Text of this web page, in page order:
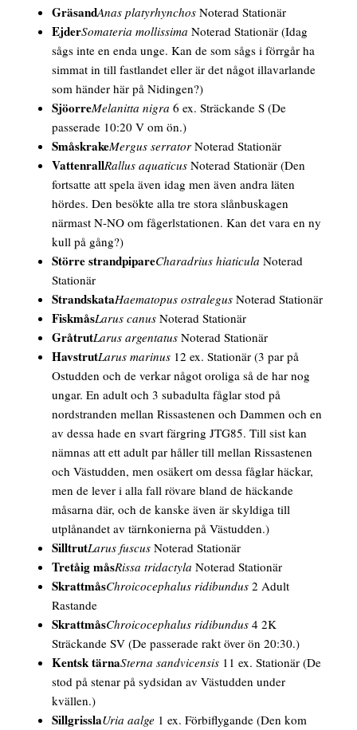
GräsandAnas platyrhynchos Noterad Stationär
EjderSomateria mollissima Noterad Stationär(Idag
sågs inte en enda unge. Kan de som sågs i förrgår ha
simmat in till fastlandet eller är det något illavarlande
som händer här på Nidingen?)
SjöorreMelanitta nigra 6 ex. Sträckande S(De
passerade 10:20 V om ön.)
SmåskrakeMergus serratorNoterad Stationär
VattenrallRallus aquaticus Noterad Stationär(Den
fortsatte att spela även idag men även andra läten
hördes. Den besökte alla tre stora slånbuskagen
närmast N-NO om fågerlstationen. Kan det vara en ny
kull på gång?)
Större strandpipareCharadrius hiaticula Noterad
Stationär
StrandskataHaematopus ostralegus Noterad Stationär
FiskmåsLarus canus Noterad Stationär
GråtrutLarus argentatus Noterad Stationär
HavstrutLarus marinus 12 ex. Stationär(3 par på
Ostudden och de verkar något oroliga så de har nog
ungar. En adult och 3 subadulta fåglar stod på
nordstranden mellan Rissastenen och Dammen och en
av dessa hade en svart färgring JTG85. Till sist kan
nämnas att ett adult par håller till mellan Rissastenen
och Västudden, men osäkert om dessa fåglar häckar,
men de lever i alla fall rövare bland de häckande
måsarna där, och de kanske även är skyldiga till
utplånandet av tärnkonierna på Västudden.)
SilltrutLarus fuscus Noterad Stationär
Tretåig måsRissa tridactyla Noterad Stationär
SkrattmåsChroicocephalus ridibundus 2 Adult
Rastande
SkrattmåsChroicocephalus ridibundus 4 2K
Sträckande SV(De passerade rakt över ön 20:30.)
Kentsk tärnaSterna sandvicensis 11 ex. Stationär(De
stod på stenar på sydsidan av Västudden under
kvällen.)
SillgrisslaUria aalge 1 ex. Förbiflygande(Den kom